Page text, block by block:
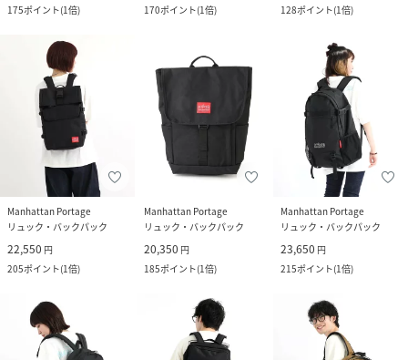
175ポイント(1倍)
170ポイント(1倍)
128ポイント(1倍)
Manhattan Portage
リュック・バックパック
22,550 円
205ポイント(1倍)
Manhattan Portage
リュック・バックパック
20,350 円
185ポイント(1倍)
Manhattan Portage
リュック・バックパック
23,650 円
215ポイント(1倍)